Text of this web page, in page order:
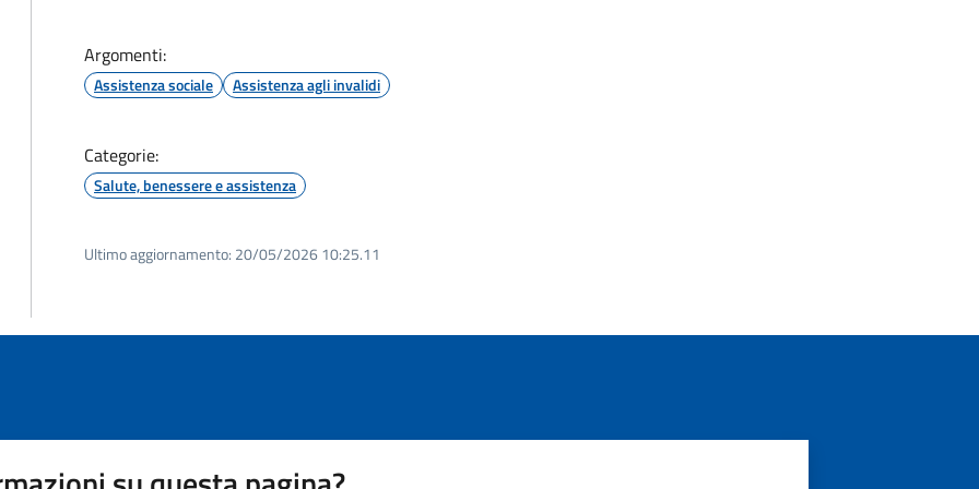
Argomenti:
Assistenza sociale Assistenza agli invalidi
Categorie:
Salute, benessere e assistenza
Ultimo aggiornamento: 20/05/2026 10:25.11